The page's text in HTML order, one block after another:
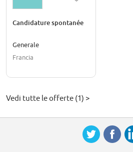
Candidature spontanée
Generale
Francia
Vedi tutte le offerte (1) >